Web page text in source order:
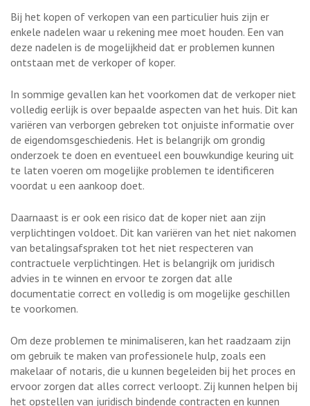
Bij het kopen of verkopen van een particulier huis zijn er
enkele nadelen waar u rekening mee moet houden. Een van
deze nadelen is de mogelijkheid dat er problemen kunnen
ontstaan met de verkoper of koper.
In sommige gevallen kan het voorkomen dat de verkoper niet
volledig eerlijk is over bepaalde aspecten van het huis. Dit kan
variëren van verborgen gebreken tot onjuiste informatie over
de eigendomsgeschiedenis. Het is belangrijk om grondig
onderzoek te doen en eventueel een bouwkundige keuring uit
te laten voeren om mogelijke problemen te identificeren
voordat u een aankoop doet.
Daarnaast is er ook een risico dat de koper niet aan zijn
verplichtingen voldoet. Dit kan variëren van het niet nakomen
van betalingsafspraken tot het niet respecteren van
contractuele verplichtingen. Het is belangrijk om juridisch
advies in te winnen en ervoor te zorgen dat alle
documentatie correct en volledig is om mogelijke geschillen
te voorkomen.
Om deze problemen te minimaliseren, kan het raadzaam zijn
om gebruik te maken van professionele hulp, zoals een
makelaar of notaris, die u kunnen begeleiden bij het proces en
ervoor zorgen dat alles correct verloopt. Zij kunnen helpen bij
het opstellen van juridisch bindende contracten en kunnen